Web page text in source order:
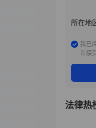
所在地
我已
许接
法律热